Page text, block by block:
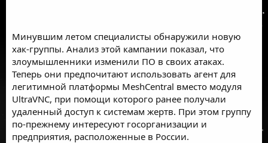
Минувшим летом специалисты обнаружили новую
хак-группы. Анализ этой кампании показал, что
злоумышленники изменили ПО в своих атаках.
Теперь они предпочитают использовать агент для
легитимной платформы MeshCentral вместо модуля
UltraVNC, при помощи которого ранее получали
удаленный доступ к системам жертв. При этом группу
по-прежнему интересуют госорганизации и
предприятия, расположенные в России.